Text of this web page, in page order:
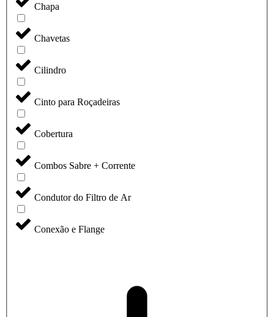
Chapa
Chavetas
Cilindro
Cinto para Roçadeiras
Cobertura
Combos Sabre + Corrente
Condutor do Filtro de Ar
Conexão e Flange